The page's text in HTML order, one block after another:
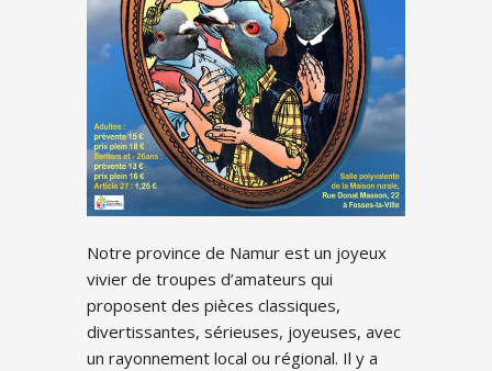
Notre province de Namur est un joyeux
vivier de troupes d’amateurs qui
proposent des pièces classiques,
divertissantes, sérieuses, joyeuses, avec
un rayonnement local ou régional. Il y a